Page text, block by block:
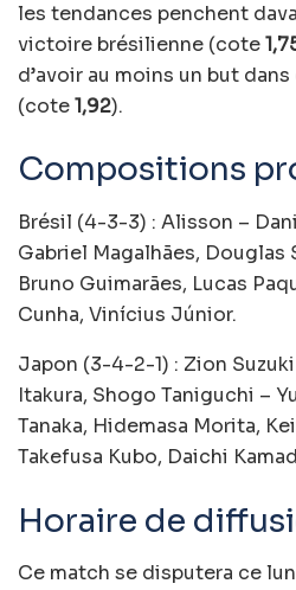
les tendances penchent
victoire brésilienne (cote
d’avoir au moins un but
(cote1,92).
Compositions
Brésil (4-3-3) : Alisson –
Gabriel Magalhães, Douglas
Bruno Guimarães, Lucas
Cunha, Vinícius Júnior.
Japon (3-4-2-1) : Zion
Itakura, Shogo Taniguchi –
Tanaka, Hidemasa Morita,
Takefusa Kubo, Daichi
Horaire de
Ce match se disputera ce